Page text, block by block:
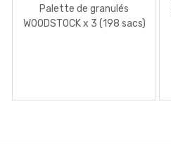
prix
initial
prix
actuel
Palette de granulés
WOODSTOCK x 3 (198 sacs)